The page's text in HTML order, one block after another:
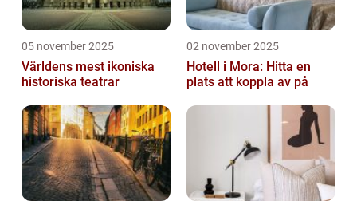
05 november 2025
Världens mest ikoniska
historiska teatrar
02 november 2025
Hotell i Mora: Hitta en
plats att koppla av på